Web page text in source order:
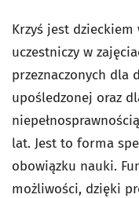
Krzyś jest
uczestniczy w
przeznaczonych dla
upośledzonej oraz
lat. Jest to forma
obowiązku nauki.
możliwości, dzięki